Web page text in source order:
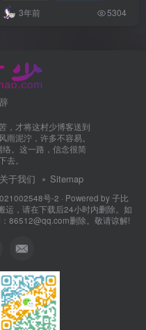
3年前 5304
，才将这村少博客送到
雨泥泞，许多不容易。
。这一路，信念很简
去。
关于我们 Sitemap
号-2 · Powered by子比
运，请在下载后24小时内删除。如
86512@qq.com删除。敬请谅解!